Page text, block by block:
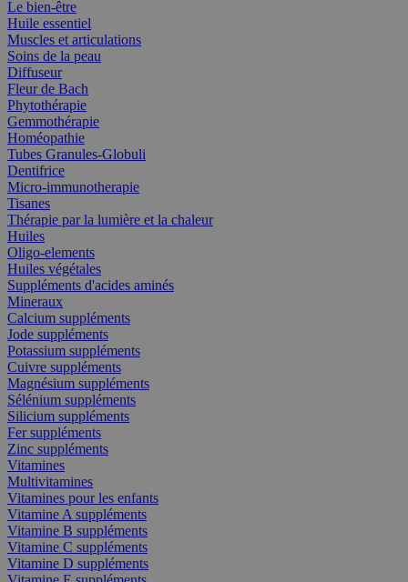
Le bien-être
Huile essentiel
Muscles et articulations
Soins de la peau
Diffuseur
Fleur de Bach
Phytothérapie
Gemmothérapie
Homéopathie
Tubes Granules-Globuli
Dentifrice
Micro-immunotherapie
Tisanes
Thérapie par la lumière et la chaleur
Huiles
Oligo-elements
Huiles végétales
Suppléments d'acides aminés
Mineraux
Calcium suppléments
Jode suppléments
Potassium suppléments
Cuivre suppléments
Magnésium suppléments
Sélénium suppléments
Silicium suppléments
Fer suppléments
Zinc suppléments
Vitamines
Multivitamines
Vitamines pour les enfants
Vitamine A suppléments
Vitamine B suppléments
Vitamine C suppléments
Vitamine D suppléments